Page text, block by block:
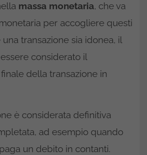
massa monetaria, che va
per accogliere questi
transazione sia idonea, il
considerato il
della transazione in
è considerata definitiva
ad esempio quando
un debito in contanti.